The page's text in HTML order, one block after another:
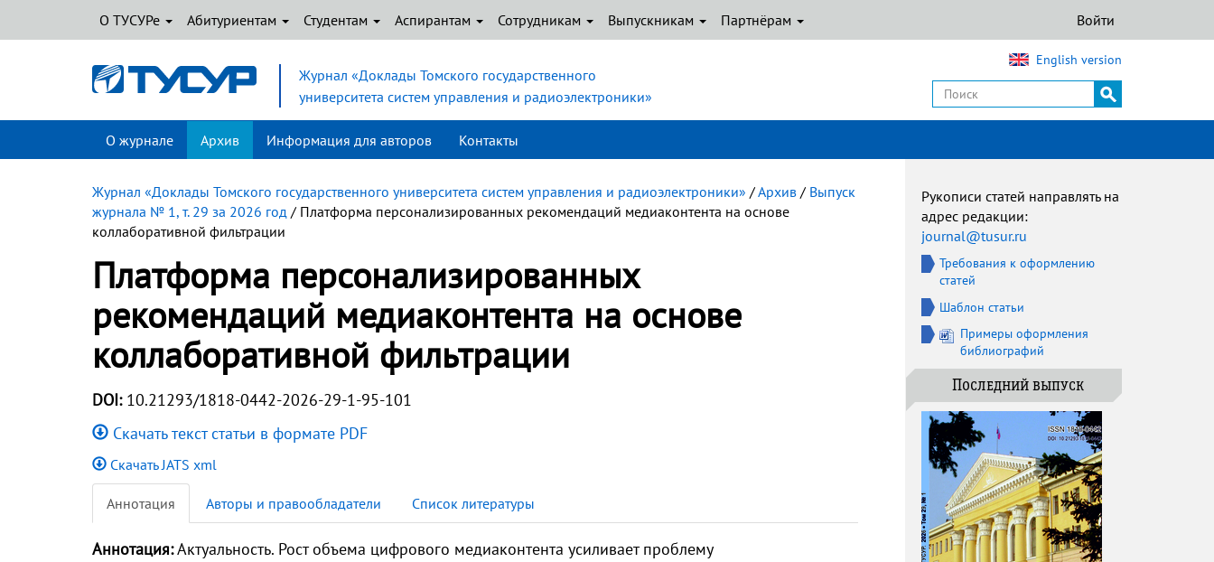
О ТУСУРе Абитуриентам Студентам Аспирантам Сотрудникам Выпускникам Партнёрам Войти
Журнал «Доклады Томского государственного
университета систем управления и радиоэлектроники»
English version
О журнале Архив Информация для авторов Контакты
Журнал «Доклады Томского государственного университета систем управления и радиоэлектроники» /Архив / Выпуск
журнала № 1, т. 29 за 2026 год / Платформа персонализированных рекомендаций медиаконтента на основе
коллаборативной фильтрации
Платформа персонализированных
рекомендаций медиаконтента на основе
коллаборативной фильтрации
DOI:10.21293/1818-0442-2026-29-1-95-101
Скачать текст статьи в формате PDF
Скачать JATS xml
Аннотация Авторы и правообладатели Список литературы
Аннотация:Актуальность. Рост объема цифрового медиаконтента усиливает проблему
Рукописи статей направлять на
адрес редакции:
journal@tusur.ru
Требования к оформлению
статей
Шаблон статьи
Примеры оформления
библиографий
Последний выпуск